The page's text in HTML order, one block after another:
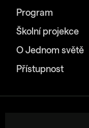
Program
Školní projekce
O Jednom světě
Přístupnost